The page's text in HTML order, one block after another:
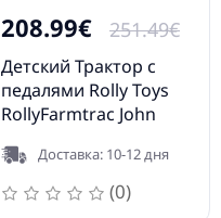
208.99€ 251.49€
Детский Трактор с
педалями Rolly Toys
RollyFarmtrac John
Доставка: 10-12 дня
(0)